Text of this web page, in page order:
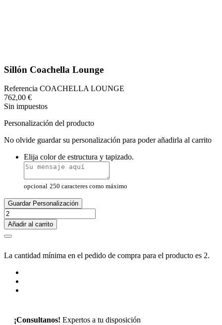
Sillón Coachella Lounge
Referencia COACHELLA LOUNGE
762,00 €
Sin impuestos
Personalización del producto
No olvide guardar su personalización para poder añadirla al carrito
Elija color de estructura y tapizado.
opcional 250 caracteres como máximo
Guardar Personalización
Añadir al carrito
La cantidad mínima en el pedido de compra para el producto es 2.
¡Consultanos! Expertos a tu disposición